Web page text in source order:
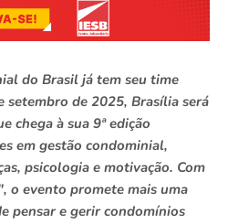
do Brasil já tem seu time
setembro de 2025, Brasília será
chega à sua 9ª edição
em gestão condominial,
psicologia e motivação. Com
o evento promete mais uma
pensar e gerir condomínios